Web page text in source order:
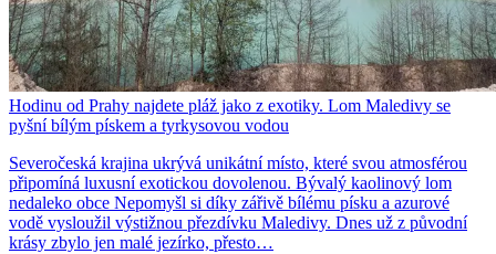
Hodinu od Prahy najdete pláž jako z exotiky. Lom Maledivy se
pyšní bílým pískem a tyrkysovou vodou
Severočeská krajina ukrývá unikátní místo, které svou atmosférou
připomíná luxusní exotickou dovolenou. Bývalý kaolinový lom
nedaleko obce Nepomyšl si díky zářivě bílému písku a azurové
vodě vysloužil výstižnou přezdívku Maledivy. Dnes už z původní
krásy zbylo jen malé jezírko, přesto…